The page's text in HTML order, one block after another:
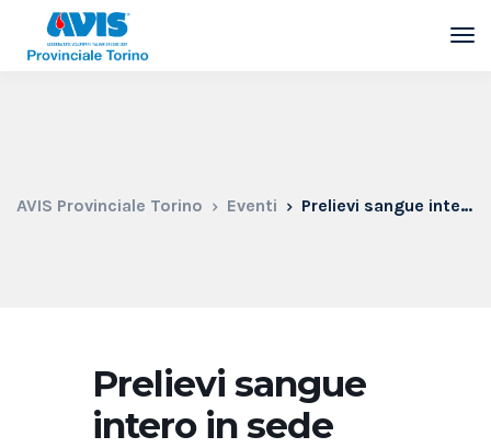
AVIS Provinciale Torino Eventi Prelievi sangue intero in sede
Prelievi sangue
intero in sede